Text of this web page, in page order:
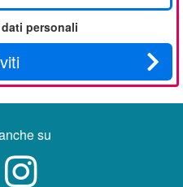
dati personali
su